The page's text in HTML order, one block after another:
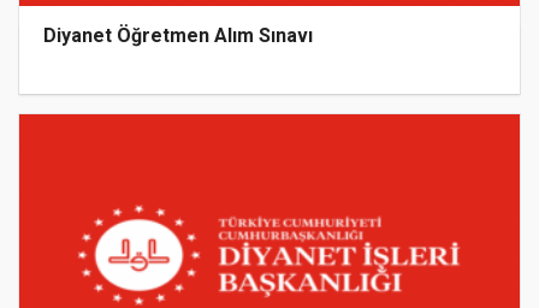
Diyanet Öğretmen Alım Sınavı